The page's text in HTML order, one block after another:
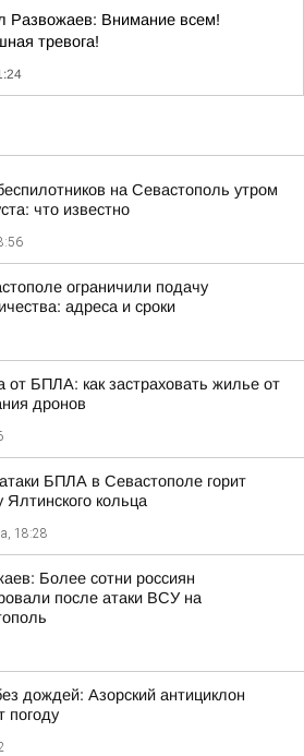
Развожаев: Внимание всем!
тревога!
на Севастополь утром
что известно
ограничили подачу
адреса и сроки
от БПЛА: как застраховать жилье от
дронов
БПЛА в Севастополе горит
Ялтинского кольца
18:28
Более сотни россиян
после атаки ВСУ на
дождей: Азорский антициклон
погоду